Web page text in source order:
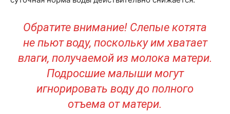
Обратите внимание! Слепые котята
не пьют воду, поскольку им хватает
влаги, получаемой из молока матери.
Подросшие малыши могут
игнорировать воду до полного
отъема от матери.